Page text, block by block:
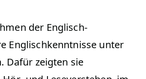
der Englisch-
Englischkenntnisse unter
Dafür zeigten sie